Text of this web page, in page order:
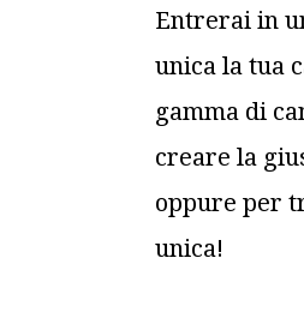
Entrerai in
unica la tua
gamma di
creare la
oppure per
unica!